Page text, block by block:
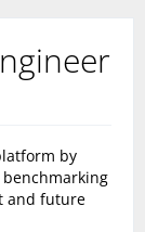
by
and future